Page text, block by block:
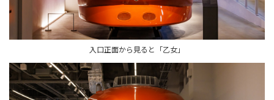
入口正面から見ると「乙女」